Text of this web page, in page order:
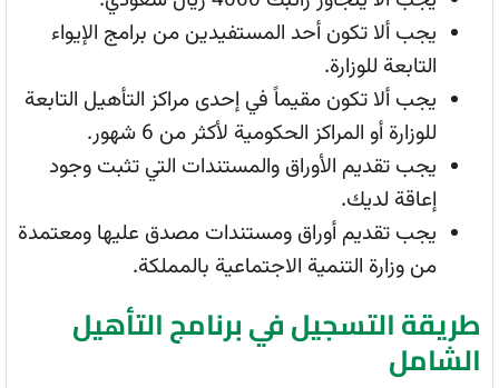
يجب ألا تكون أحد المستفيدين من برامج الإيواء
التابعة للوزارة.
يجب ألا تكون مقيماً في إحدى مراكز التأهيل التابعة
للوزارة أو المراكز الحكومية لأكثر من 6 شهور.
يجب تقديم الأوراق والمستندات التي تثبت وجود
إعاقة لديك.
يجب تقديم أوراق ومستندات مصدق عليها ومعتمدة
من وزارة التنمية الاجتماعية بالمملكة.
طريقة التسجيل في برنامج التأهيل
الشامل